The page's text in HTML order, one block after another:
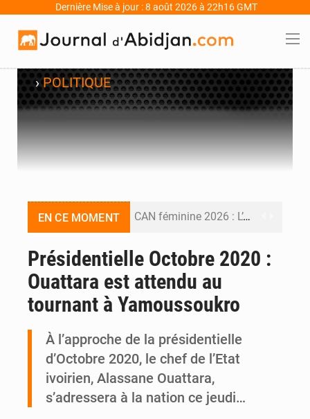
Dernière Mise à jour : 8 août 2026 à 22h16 GMT
›POLITIQUE
EN CE MOMENT CAN féminine 2026 : L’Algérie bat la Côte d’Ivoire (2-1) et se qualifie pour le Mondial 2027
Indépendance 2026 : Alassane Ouattara annonce une réforme électorale et gracie 2 064 détenus
Présidentielle Octobre 2020 :
Ouattara est attendu au
tournant à Yamoussoukro
À l’approche de la présidentielle
d’Octobre 2020, le chef de l’Etat
ivoirien, Alassane Ouattara,
s’adressera à la nation ce jeudi…